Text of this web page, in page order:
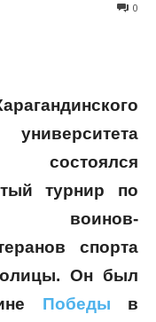
0
турнир по
воинов-
спорта
Он был
Победы в